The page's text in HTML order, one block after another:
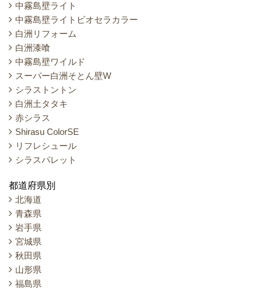
中霧島壁ライト
中霧島壁ライトビオセラカラー
白洲リフォーム
白洲漆喰
中霧島壁ワイルド
スーパー白洲そとん壁W
シラストントン
白洲土タタキ
赤シラス
Shirasu ColorSE
リフレシュール
シラスパレット
都道府県別
北海道
青森県
岩手県
宮城県
秋田県
山形県
福島県